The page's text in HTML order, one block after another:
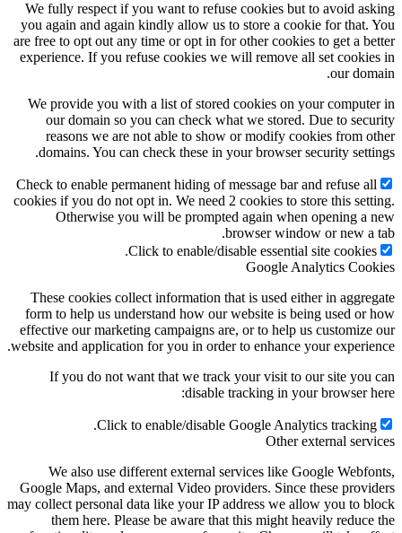
We fully respect if you want to refuse cookies but to avoid asking
you again and again kindly allow us to store a cookie for that. You
are free to opt out any time or opt in for other cookies to get a better
experience. If you refuse cookies we will remove all set cookies in
our domain.
We provide you with a list of stored cookies on your computer in
our domain so you can check what we stored. Due to security
reasons we are not able to show or modify cookies from other
domains. You can check these in your browser security settings.
Check to enable permanent hiding of message bar and refuse all
cookies if you do not opt in. We need 2 cookies to store this setting.
Otherwise you will be prompted again when opening a new
browser window or new a tab.
Click to enable/disable essential site cookies.
Google Analytics Cookies
These cookies collect information that is used either in aggregate
form to help us understand how our website is being used or how
effective our marketing campaigns are, or to help us customize our
website and application for you in order to enhance your experience.
If you do not want that we track your visit to our site you can
disable tracking in your browser here:
Click to enable/disable Google Analytics tracking.
Other external services
We also use different external services like Google Webfonts,
Google Maps, and external Video providers. Since these providers
may collect personal data like your IP address we allow you to block
them here. Please be aware that this might heavily reduce the